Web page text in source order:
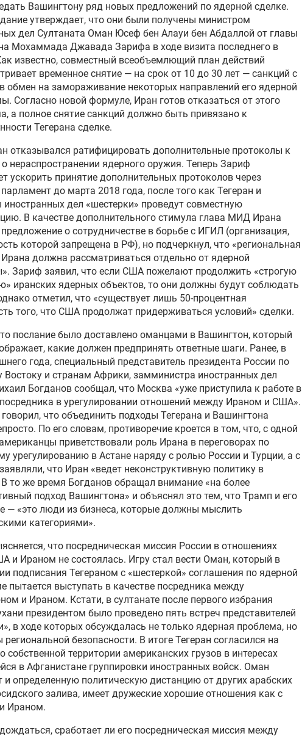
Вашингтону ряд новых предложений по ядерной сделке.
утверждает, что они были получены министром
дел Султаната Оман Юсеф бен Алауи бен Абдаллой от главы
Мохаммада Джавада Зарифа в ходе визита последнего в
известно, совместный всеобъемлющий план действий
временное снятие — на срок от 10 до 30 лет — санкций с
обмен на замораживание некоторых направлений его ядерной
Согласно новой формуле, Иран готов отказаться от этого
а полное снятие санкций должно быть привязано к
Тегерана сделке.
отказывался ратифицировать дополнительные протоколы к
нераспространении ядерного оружия. Теперь Зариф
ускорить принятие дополнительных протоколов через
до марта 2018 года, после того как Тегеран и
дел «шестерки» проведут совместную
В качестве дополнительного стимула глава МИД Ирана
о сотрудничестве в борьбе с ИГИЛ (организация,
которой запрещена в РФ), но подчеркнул, что «региональная
должна рассматриваться отдельно от ядерной
Зариф заявил, что если США пожелают продолжить «строгую
иранских ядерных объектов, то они должны будут соблюдать
отметил, что «существует лишь 50-процентная
того, что США продолжат придерживаться условий» сделки.
послание было доставлено оманцами в Вашингтон, который
какие должен предпринять ответные шаги. Ранее, в
года, специальный представитель президента России по
Востоку и странам Африки, замминистра иностранных дел
Богданов сообщал, что Москва «уже приступила к работе в
посредника в урегулировании отношений между Ираном и США».
что объединить подходы Тегерана и Вашингтона
По его словам, противоречие кроется в том, что, с одной
приветствовали роль Ирана в переговорах по
урегулированию в Астане наряду с ролью России и Турции, а с
что Иран «ведет неконструктивную политику в
В то же время Богданов обращал внимание «на более
подход Вашингтона» и объяснял это тем, что Трамп и его
— «это люди из бизнеса, которые должны мыслить
категориями».
что посредническая миссия России в отношениях
и Ираном не состоялась. Игру стал вести Оман, который в
подписания Тегераном с «шестеркой» соглашения по ядерной
пытается выступать в качестве посредника между
и Ираном. Кстати, в султанате после первого избрания
президентом было проведено пять встреч представителей
в ходе которых обсуждалась не только ядерная проблема, но
региональной безопасности. В итоге Тегеран согласился на
собственной территории американских грузов в интересах
в Афганистане группировки иностранных войск. Оман
и определенную политическую дистанцию от других арабских
залива, имеет дружеские хорошие отношения как с
Ираном.
сработает ли его посредническая миссия между